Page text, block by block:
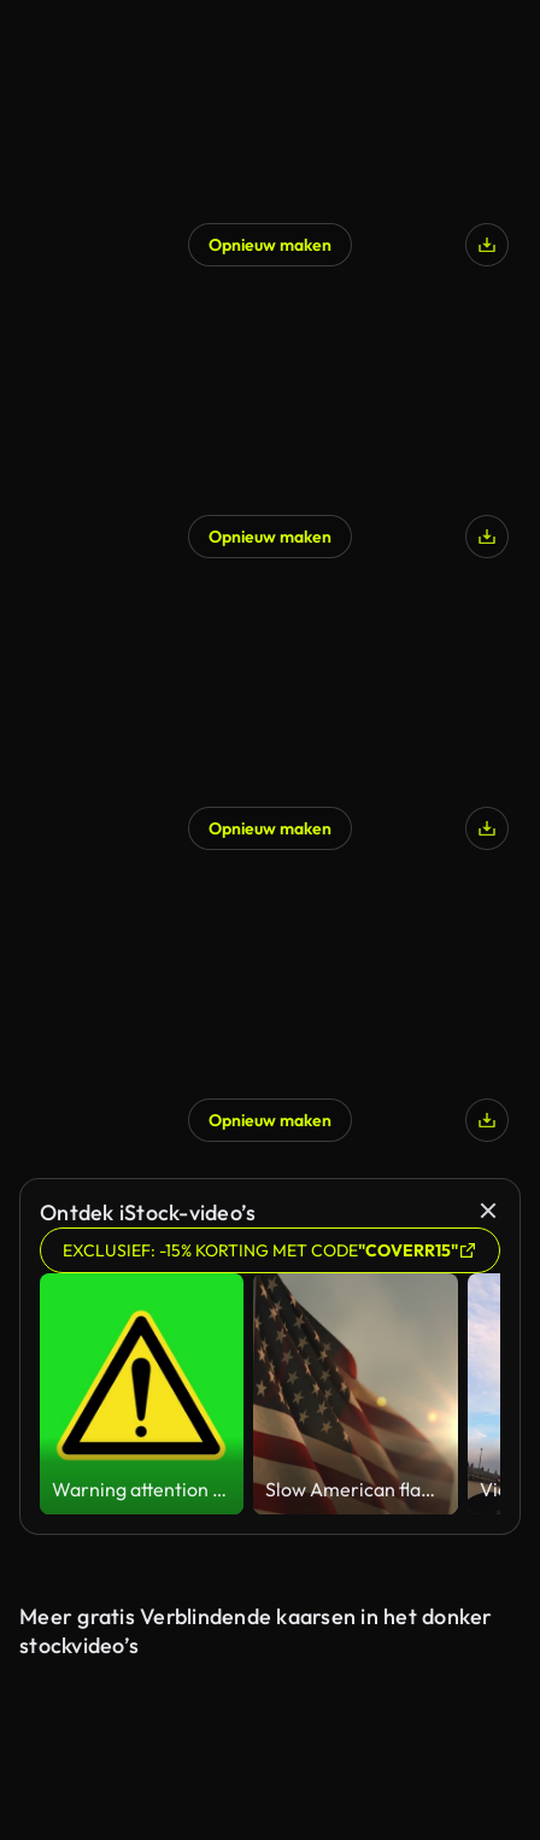
Opnieuw maken
Opnieuw maken
Opnieuw maken
Opnieuw maken
Ontdek iStock-video’s
EXCLUSIEF: -15% KORTING MET CODE"COVERR15"
Warning attention yellow hazard message street sign 4k green screen caution animation Slow American flag at sunset during Memorial Day in the United States
Meer gratis Verblindende kaarsen in het donker
stockvideo’s